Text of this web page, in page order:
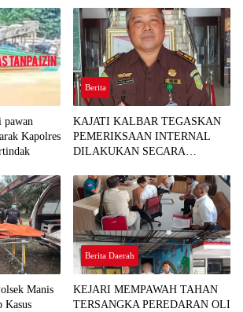
pawan
Kapolres
Berita
KAJATI KALBAR TEGASKAN
PEMERIKSAAN INTERNAL
DILAKUKAN SECARA
INFORMASI YANG BEREDAR
TERKAIT DUGAAN
KETERLIBATAN PEGAWAI
KEJARI SEKADAU
Manis
Kasus
Berita Daerah
KEJARI MEMPAWAH TAHAN
TERSANGKA PEREDARAN OLI